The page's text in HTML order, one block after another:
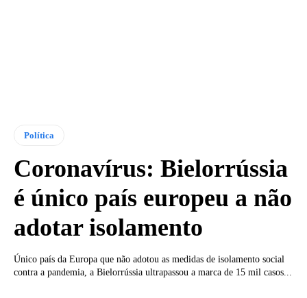
Política
Coronavírus: Bielorrússia
é único país europeu a não
adotar isolamento
Único país da Europa que não adotou as medidas de isolamento social
contra a pandemia, a Bielorrússia ultrapassou a marca de 15 mil casos...